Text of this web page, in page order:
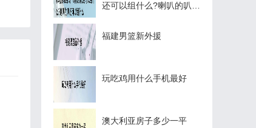
还可以组什么?喇叭的叭还
福建男篮新外援
玩吃鸡用什么手机最好
澳大利亚房子多少一平